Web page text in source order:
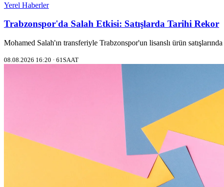
Yerel Haberler
Trabzonspor'da Salah Etkisi: Satışlarda Tarihi Rekor
Mohamed Salah'ın transferiyle Trabzonspor'un lisanslı ürün
08.08.2026 16:20 · 61SAAT